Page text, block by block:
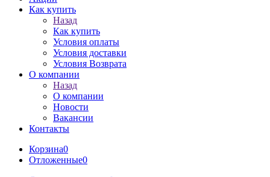
Как купить
Назад
Как купить
Условия оплаты
Условия доставки
Условия Возврата
О компании
Назад
О компании
Новости
Вакансии
Контакты
Корзина0
Отложенные0